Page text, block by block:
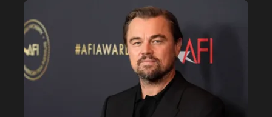
скорое расставание с возлюбленной
2 года назад
Новость по теме >
Читайте нас в Одноклассниках,
чтобы оставаться в курсе событий